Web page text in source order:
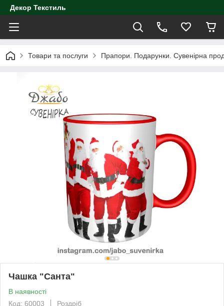
Декор Текстиль
Товари та послуги Прапори. Подарунки. Сувенірна
Чашка "Санта"
В наявності
Код: 60003
Роздріб